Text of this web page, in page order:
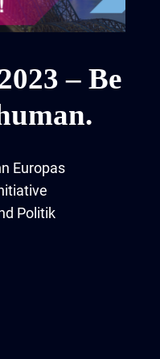
– Be
Europas
Politik